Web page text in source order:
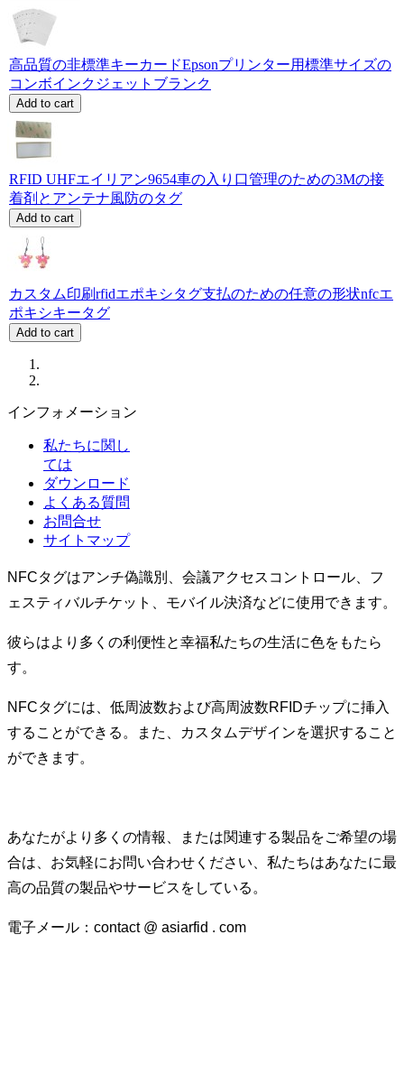
高品質の非標準キーカードEpsonプリンター用標準サイズの
コンボインクジェットブランク
Add to cart
RFID UHFエイリアン9654車の入り口管理のための3Mの接
着剤とアンテナ風防のタグ
Add to cart
カスタム印刷rfidエポキシタグ支払のための任意の形状nfcエ
ポキシキータグ
Add to cart
インフォメーション
私たちに関し
ては
ダウンロード
よくある質問
お問合せ
サイトマップ
NFCタグはアンチ偽識別、会議アクセスコントロール、フ
ェスティバルチケット、モバイル決済などに使用できます。
彼らはより多くの利便性と幸福私たちの生活に色をもたら
す。
NFCタグには、低周波数および高周波数RFIDチップに挿入
することができる。また、カスタムデザインを選択すること
ができます。
あなたがより多くの情報、または関連する製品をご希望の場
合は、お気軽にお問い合わせください、私たちはあなたに最
高の品質の製品やサービスをしている。
電子メール：contact @ asiarfid . com